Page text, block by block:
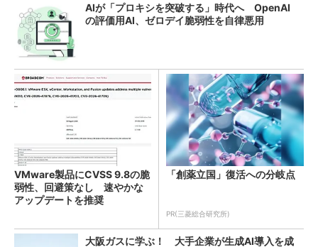
AIが「プロキシを突破する」時代へ OpenAI
の評価用AI、ゼロデイ脆弱性を自律悪用
VMware製品にCVSS 9.8の脆
弱性、回避策なし 速やかな
アップデートを推奨
「創薬立国」復活への分岐点
PR(三菱総合研究所)
大阪ガスに学ぶ！ 大手企業が生成AI導入を成